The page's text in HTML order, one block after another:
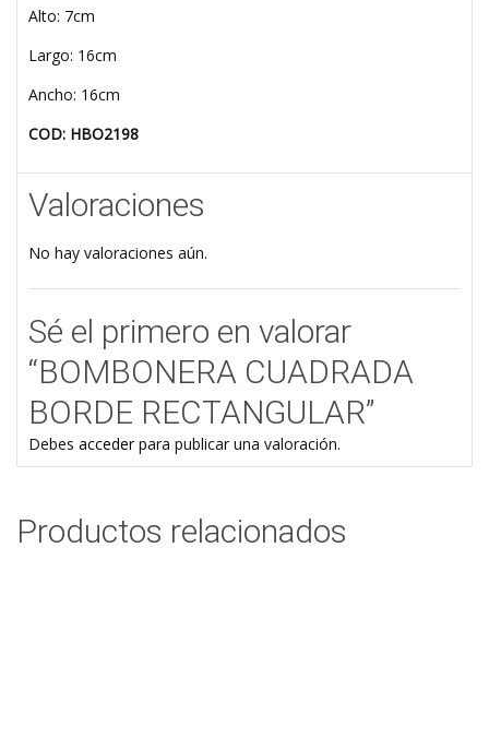
Alto: 7cm
Largo: 16cm
Ancho: 16cm
COD: HBO2198
Valoraciones
No hay valoraciones aún.
Sé el primero en valorar
“BOMBONERA CUADRADA
BORDE RECTANGULAR”
Debes accederpara publicar una valoración.
Productos relacionados